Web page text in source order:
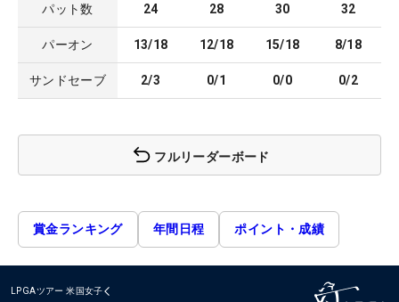
パット数 24 28 30 32
パーオン 13/18 12/18 15/18 8/18
サンドセーブ 2/3 0/1 0/0 0/2
フルリーダーボード
賞金ランキング 年間日程 ポイント・成績
LPGAツアー 米国女子